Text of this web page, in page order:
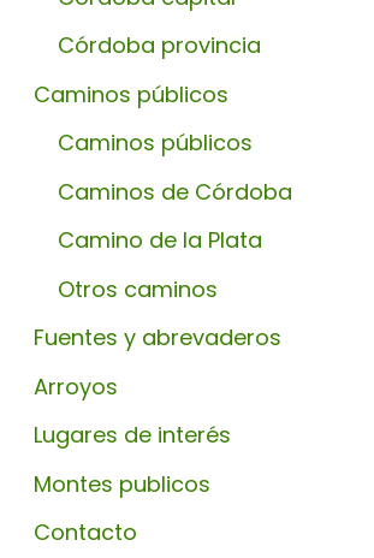
Córdoba provincia
Caminos públicos
Caminos públicos
Caminos de Córdoba
Camino de la Plata
Otros caminos
Fuentes y abrevaderos
Arroyos
Lugares de interés
Montes publicos
Contacto